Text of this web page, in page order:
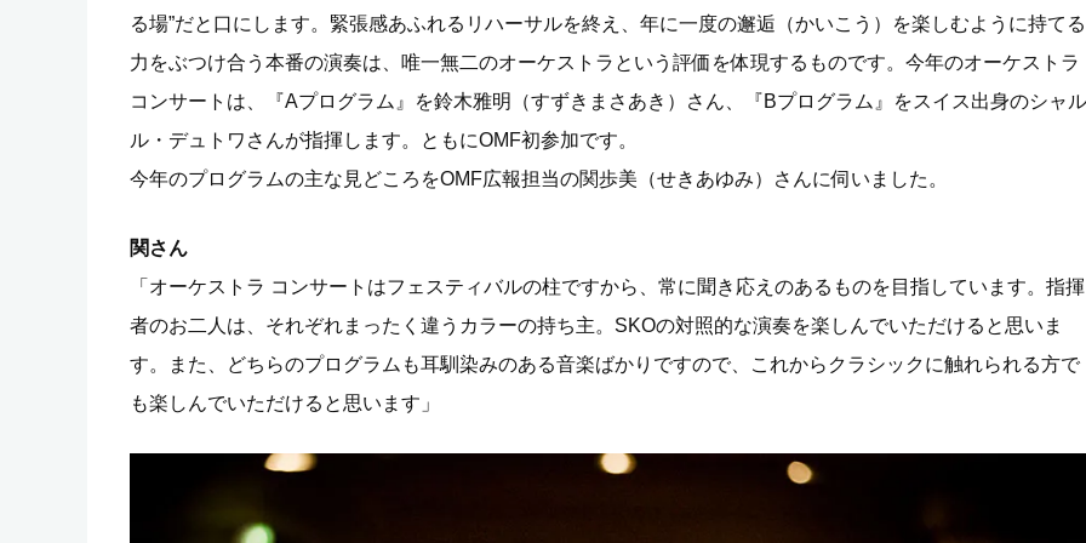
る場”だと口にします。緊張感あふれるリハーサルを終え、年に一度の邂逅（かいこう）を楽しむように持てる
力をぶつけ合う本番の演奏は、唯一無二のオーケストラという評価を体現するものです。今年のオーケストラ
コンサートは、『Aプログラム』を鈴木雅明（すずきまさあき）さん、『Bプログラム』をスイス出身のシャル
ル・デュトワさんが指揮します。ともにOMF初参加です。
今年のプログラムの主な見どころをOMF広報担当の関歩美（せきあゆみ）さんに伺いました。
関さん
「オーケストラ コンサートはフェスティバルの柱ですから、常に聞き応えのあるものを目指しています。指揮
者のお二人は、それぞれまったく違うカラーの持ち主。SKOの対照的な演奏を楽しんでいただけると思いま
す。また、どちらのプログラムも耳馴染みのある音楽ばかりですので、これからクラシックに触れられる方で
も楽しんでいただけると思います」